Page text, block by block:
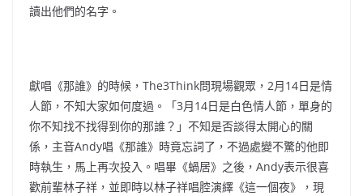
讀出他們的名字。
獻唱《那誰》的時候，The3Think問現場觀眾，2月14日是情
人節，不知大家如何度過。「3月14日是白色情人節，單身的
你不知找不找得到你的那誰？」不知是否談得太開心的關
係，主音Andy唱《那誰》時竟忘詞了，不過處變不驚的他即
時執生，馬上再次投入。唱畢《蝸居》之後，Andy表示很喜
歡前輩林子祥，並即時以林子祥唱腔演繹《這一個夜》，現